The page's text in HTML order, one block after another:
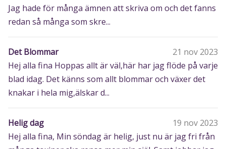
Jag hade för många ämnen att skriva om och det fanns
redan så många som skre...
Det Blommar
21 nov 2023
Hej alla fina Hoppas allt är väl,här har jag flöde på varje
blad idag. Det känns som allt blommar och växer det
knakar i hela mig,älskar d...
Helig dag
19 nov 2023
Hej alla fina, Min söndag är helig, just nu är jag fri från